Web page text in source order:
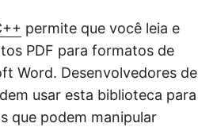
permite que você leia e
PDF para formatos de
Word. Desenvolvedores de
usar esta biblioteca para
que podem manipular